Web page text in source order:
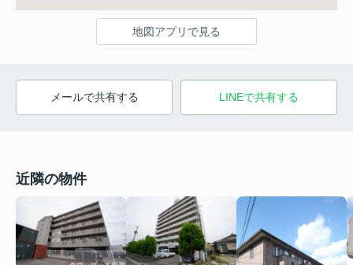
地図アプリで見る
メールで共有する LINEで共有する
近隣の物件